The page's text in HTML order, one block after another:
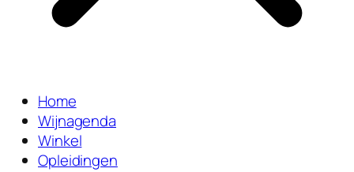
Home
Wijnagenda
Winkel
Opleidingen